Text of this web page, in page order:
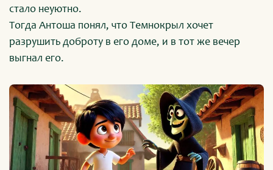
стало неуютно.
Тогда Антоша понял, что Темнокрыл хочет
разрушить доброту в его доме, и в тот же вечер
выгнал его.